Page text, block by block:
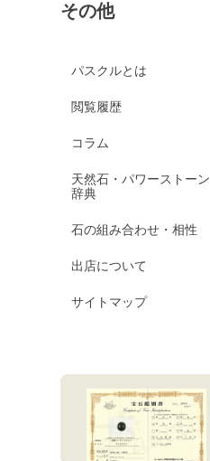
その他
パスクルとは
閲覧履歴
コラム
天然石・パワーストーン
辞典
石の組み合わせ・相性
出店について
サイトマップ